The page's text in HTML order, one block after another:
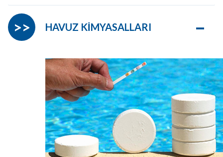
HAVUZ KİMYASALLARI –
>>